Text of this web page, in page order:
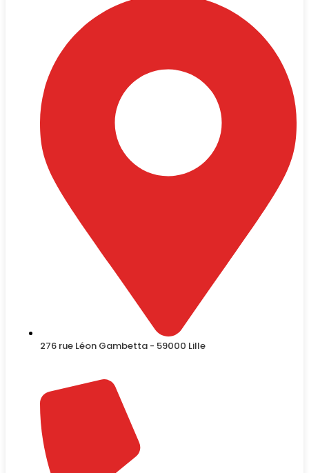
276 rue Léon Gambetta - 59000 Lille